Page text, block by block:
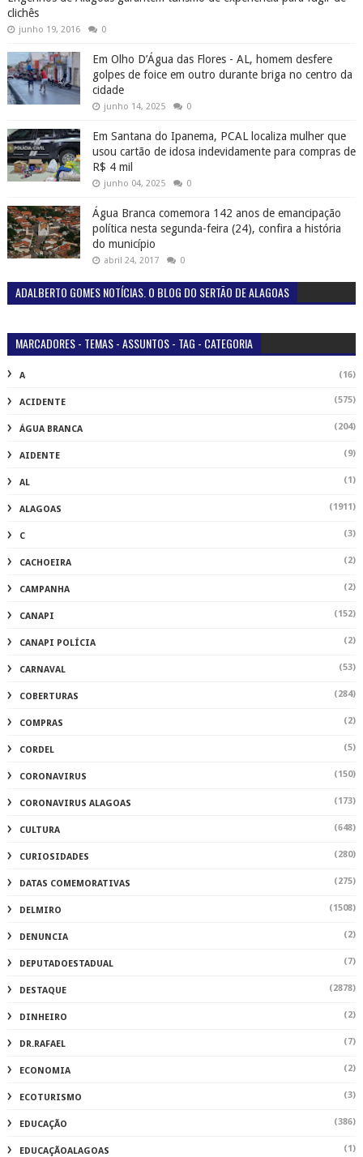
clichês
junho 19, 2016 0
Em Olho D’Água das Flores - AL, homem desfere
golpes de foice em outro durante briga no centro da
cidade
junho 14, 2025 0
Em Santana do Ipanema, PCAL localiza mulher que
usou cartão de idosa indevidamente para compras de
R$ 4 mil
junho 04, 2025 0
Água Branca comemora 142 anos de emancipação
política nesta segunda-feira (24), confira a história
do município
abril 24, 2017 0
ADALBERTO GOMES NOTÍCIAS. O BLOG DO SERTÃO DE ALAGOAS
MARCADORES - TEMAS - ASSUNTOS - TAG - CATEGORIA
A (16)
ACIDENTE (575)
ÁGUA BRANCA (204)
AIDENTE (9)
AL (1)
ALAGOAS (1911)
C (3)
CACHOEIRA (2)
CAMPANHA (2)
CANAPI (152)
CANAPI POLÍCIA (2)
CARNAVAL (53)
COBERTURAS (284)
COMPRAS (2)
CORDEL (5)
CORONAVIRUS (150)
CORONAVIRUS ALAGOAS (173)
CULTURA (648)
CURIOSIDADES (280)
DATAS COMEMORATIVAS (275)
DELMIRO (1508)
DENUNCIA (2)
DEPUTADOESTADUAL (7)
DESTAQUE (2878)
DINHEIRO (2)
DR.RAFAEL (7)
ECONOMIA (2)
ECOTURISMO (3)
EDUCAÇÃO (386)
EDUCAÇÃOALAGOAS (1)